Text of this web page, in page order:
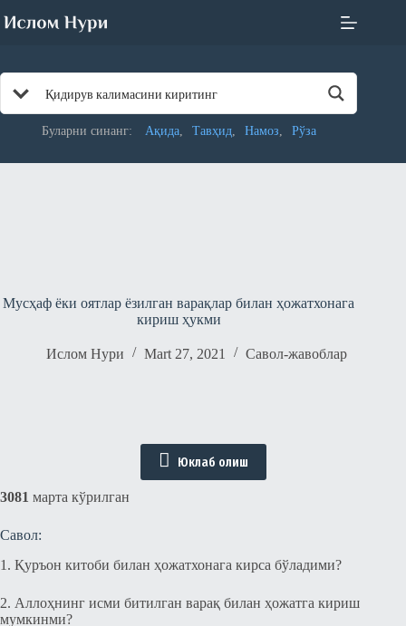
to
Буларни синанг: Ақида Тавҳид Намоз Рўза
Мусҳаф ёки оятлар ёзилган варақлар билан ҳожатхонага
кириш ҳукми
Ислом Нури Mart 27, 2021 Савол-жавоблар
Юклаб олиш
3081 марта кўрилган
Савол:
1. Қуръон китоби билан ҳожатхонага кирса бўладими?
2. Аллоҳнинг исми битилган варақ билан ҳожатга кириш
мумкинми?